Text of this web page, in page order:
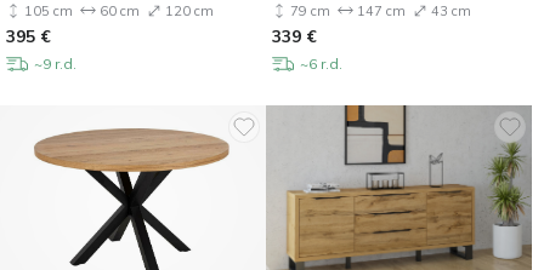
105 cm 60 cm 120 cm
395 €
~9 r.d.
79 cm 147 cm 43 cm
339 €
~6 r.d.